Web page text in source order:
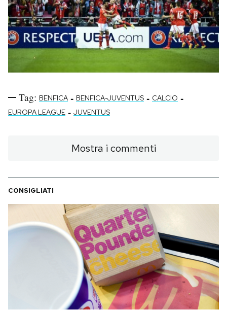
Tag: BENFICA - BENFICA-JUVENTUS - CALCIO -
EUROPA LEAGUE - JUVENTUS
Mostra i commenti
CONSIGLIATI